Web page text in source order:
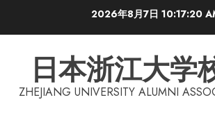
2026年8月7日10:17:21
日本浙江大学
ZHEJIANG UNIVERSITY ALUMNI